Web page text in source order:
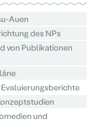
Auen
des NPs
von Publikationen
und